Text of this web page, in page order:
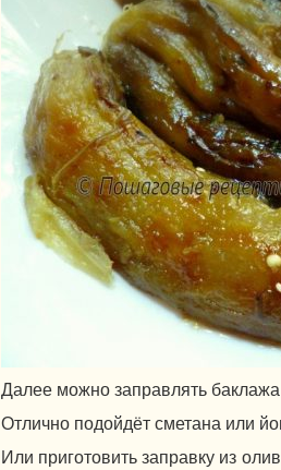
Далее можно заправлять
Отлично подойдёт сметана или
Или приготовить заправку из